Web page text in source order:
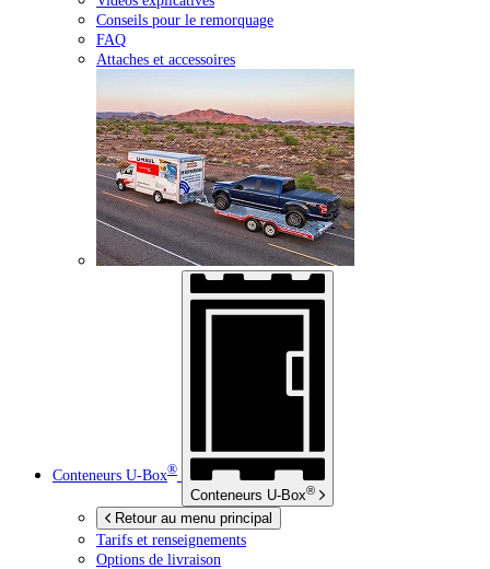
Conseils pour le remorquage
FAQ
Attaches et accessoires
Conteneurs U-Box®
Conteneurs U-Box®
Retour au menu principal
Tarifs et renseignements
Options de livraison